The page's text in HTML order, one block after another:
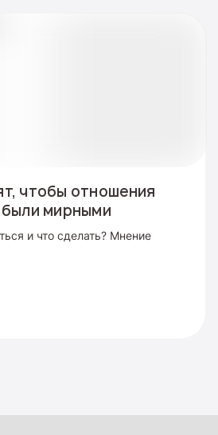
чтобы отношения
мирными
и что сделать? Мнение